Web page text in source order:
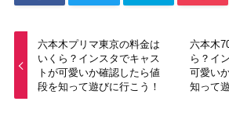
六本木プリマ東京の料金は
いくら？インスタでキャス
トが可愛いか確認したら値
段を知って遊びに行こう！
六本木
ら？イ
可愛い
知って